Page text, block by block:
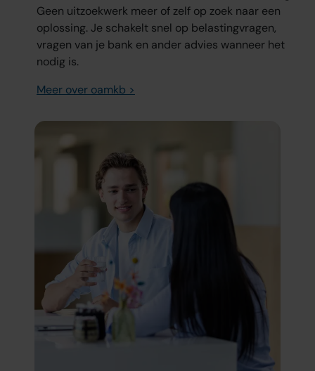
Geen uitzoekwerk meer of zelf op zoek naar een
oplossing. Je schakelt snel op belastingvragen,
vragen van je bank en ander advies wanneer het
nodig is.
Meer over oamkb >